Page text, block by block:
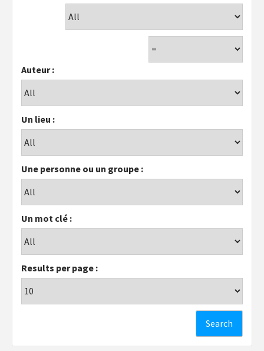
Auteur :
Un lieu :
Une personne ou un groupe :
Un mot clé :
Results per page :